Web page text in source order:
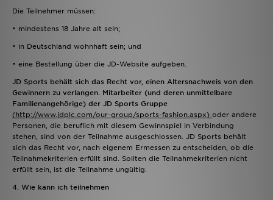
Die Teilnehmer müssen:
• mindestens 18 Jahre alt sein;
• in Deutschland wohnhaft sein; und
• eine Bestellung über die JD-Website aufgeben.
JD Sports behält sich das Recht vor, einen Altersnachweis von den
Gewinnern zu verlangen. Mitarbeiter (und deren unmittelbare
Familienangehörige) der JD Sports Gruppe
(http://www.jdplc.com/our-group/sports-fashion.aspx) oder andere
Personen, die beruflich mit diesem Gewinnspiel in Verbindung
stehen, sind von der Teilnahme ausgeschlossen. JD Sports behält
sich das Recht vor, nach eigenem Ermessen zu entscheiden, ob die
Teilnahmekriterien erfüllt sind. Sollten die Teilnahmekriterien nicht
erfüllt sein, ist die Teilnahme ungültig.
4. Wie kann ich teilnehmen